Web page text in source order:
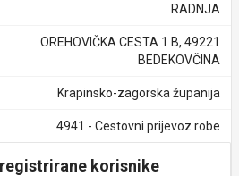
RADNJA
OREHOVIČKA CESTA 1 B, 49221
BEDEKOVČINA
Krapinsko-zagorska županija
4941 - Cestovni prijevoz robe
korisnike